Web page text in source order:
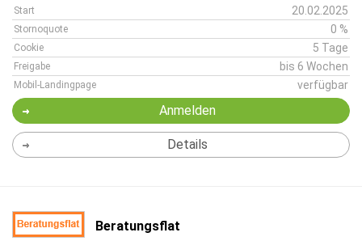
Start 20.02.2025
Stornoquote 0 %
Cookie 5 Tage
Freigabe bis 6 Wochen
Mobil-Landingpage verfügbar
Anmelden
Details
Beratungsflat